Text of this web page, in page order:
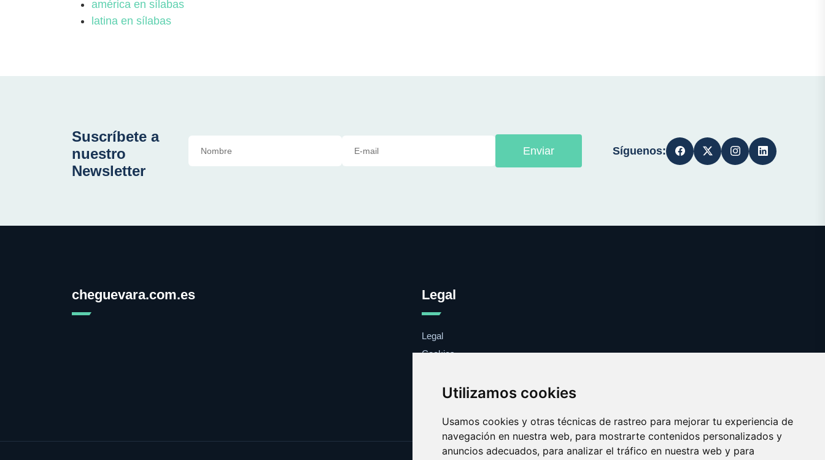
Utilizamos cookies
Usamos cookies y otras técnicas de rastreo para mejorar tu experiencia de
navegación en nuestra web, para mostrarte contenidos personalizados y
anuncios adecuados, para analizar el tráfico en nuestra web y para
américa en sílabas
latina en sílabas
Suscríbete a
nuestro
Newsletter
Enviar Síguenos:
cheguevara.com.es Legal
Legal
Cookies